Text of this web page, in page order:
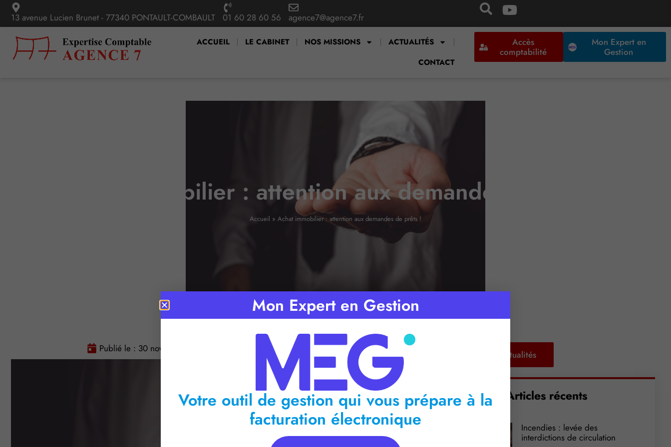
13 avenue Lucien Brunet - 77340 PONTAULT-COMBAULT 01 60 28 60 56 agence7@agence7.fr
ACCUEIL LE CABINET NOS MISSIONS
ACTUALITÉS
CONTACT
Accès
comptabilité
Mon Expert en
Gestion
Achat immobilier : attention aux demandes de prêts !
Accueil » Achat immobilier : attention aux demandes de prêts !
Publié le : 30 novembre 2016 Temps de lecture : minutes
Retour aux actualités
Articles récents
Incendies : levée des
interdictions de circulation
Mon Expert en Gestion
Votre outil de gestion qui vous prépare à la
facturation électronique